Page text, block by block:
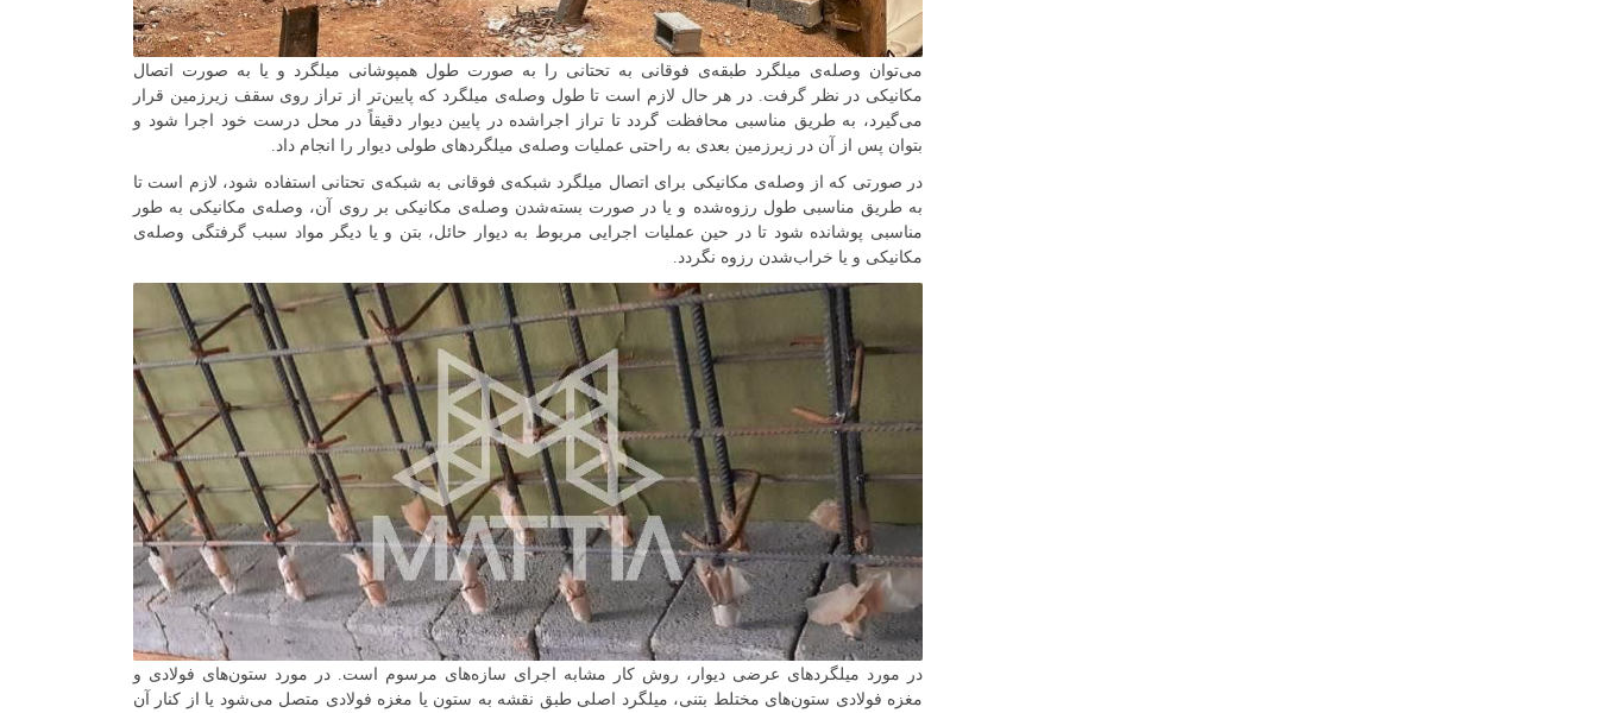
می‌توان وصله‌ی میلگرد طبقه‌ی فوقانی به تحتانی را به‌ صورت طول همپوشانی میلگرد و یا به صورت اتصال
مکانیکی در نظر گرفت. در هر حال لازم است تا طول وصله‌ی میلگرد که پایین‌تر از تراز روی سقف زیرزمین قرار
می‌گیرد، به طریق مناسبی محافظت گردد تا تراز اجراشده در پایین دیوار دقیقاً در محل درست خود اجرا شود و
بتوان پس از آن در زیرزمین بعدی به راحتی عملیات وصله‌ی میلگردهای طولی دیوار را انجام داد.
در صورتی که از وصله‌ی مکانیکی برای اتصال میلگرد شبکه‌ی فوقانی به شبکه‌ی تحتانی استفاده شود، لازم است تا
به طریق مناسبی طول رزوه‌شده و یا در صورت بسته‌شدن وصله‌ی مکانیکی بر روی آن، وصله‌ی مکانیکی به طور
مناسبی پوشانده شود تا در حین عملیات اجرایی مربوط به دیوار حائل، بتن و یا دیگر مواد سبب گرفتگی وصله‌ی
مکانیکی و یا خراب‌شدن رزوه نگردد.
در مورد میلگردهای عرضی دیوار، روش کار مشابه اجرای سازه‌های مرسوم است. در مورد ستون‌های فولادی و
مغزه فولادی ستون‌های مختلط بتنی، میلگرد اصلی طبق نقشه به ستون یا مغزه فولادی متصل می‌شود یا از کنار آن